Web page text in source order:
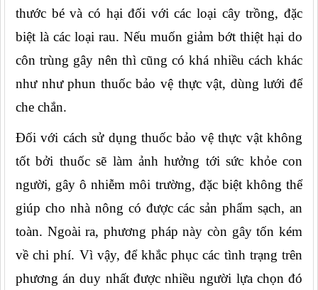
thước bé và có hại đối với các loại cây trồng, đặc
biệt là các loại rau. Nếu muốn giảm bớt thiệt hại do
côn trùng gây nên thì cũng có khá nhiều cách khác
như như phun thuốc bảo vệ thực vật, dùng lưới để
che chắn.
Đối với cách sử dụng thuốc bảo vệ thực vật không
tốt bởi thuốc sẽ làm ảnh hưởng tới sức khỏe con
người, gây ô nhiễm môi trường, đặc biệt không thể
giúp cho nhà nông có được các sản phẩm sạch, an
toàn. Ngoài ra, phương pháp này còn gây tốn kém
về chi phí. Vì vậy, để khắc phục các tình trạng trên
phương án duy nhất được nhiều người lựa chọn đó